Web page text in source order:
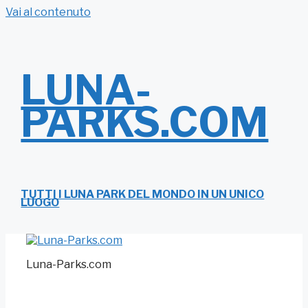
Vai al contenuto
LUNA-
PARKS.COM
TUTTI I LUNA PARK DEL MONDO IN UN UNICO
LUOGO
Luna-Parks.com